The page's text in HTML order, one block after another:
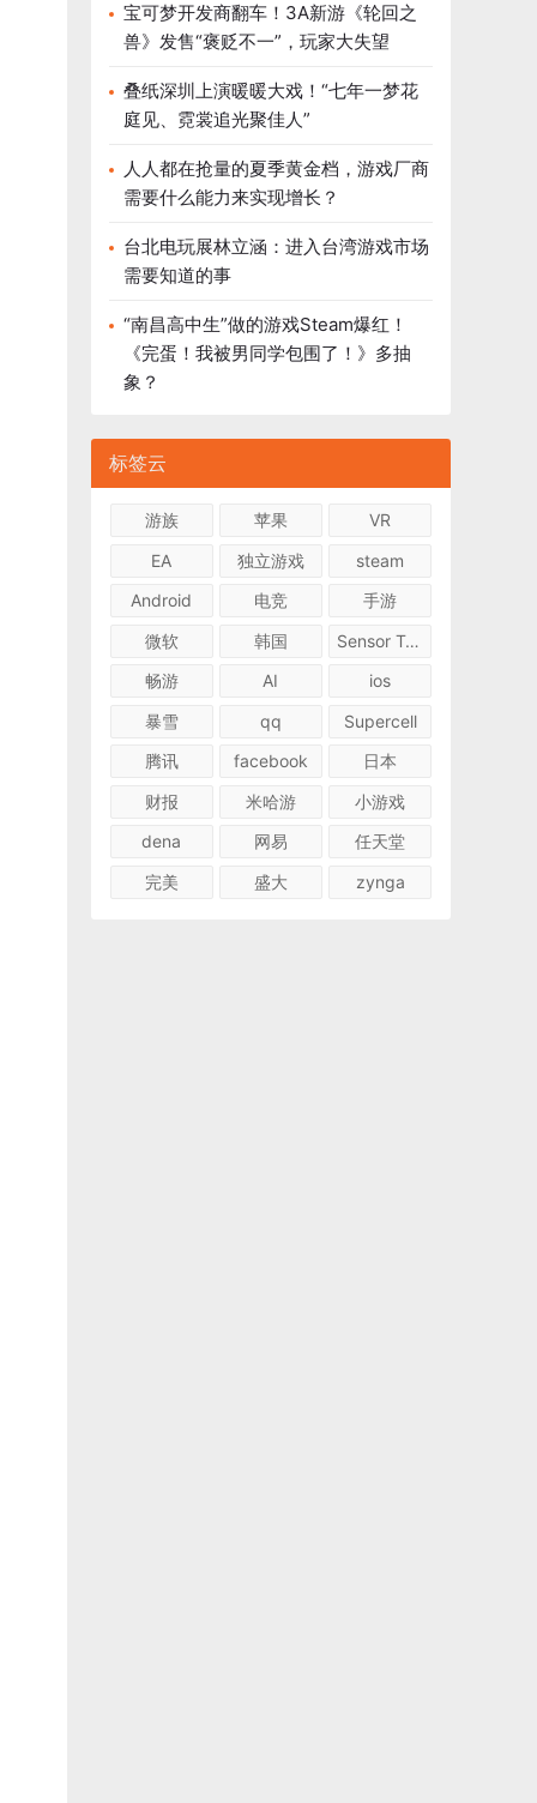
宝可梦开发商翻车！3A新游《轮回之
兽》发售“褒贬不一”，玩家大失望
叠纸深圳上演暖暖大戏！“七年一梦花
庭见、霓裳追光聚佳人”
人人都在抢量的夏季黄金档，游戏厂商
需要什么能力来实现增长？
台北电玩展林立涵：进入台湾游戏市场
需要知道的事
“南昌高中生”做的游戏Steam爆红！
《完蛋！我被男同学包围了！》多抽
象？
标签云
游族 苹果
VR
EA
独立游戏
steam
Android
电竞
手游
微软
韩国
Sensor Tower
畅游
AI
ios
暴雪
qq
Supercell
腾讯
facebook
日本
财报
米哈游
小游戏
dena
网易
任天堂
完美
盛大 zynga